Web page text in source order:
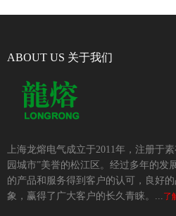
ABOUT US 关于我们
上海龙熔电气成立于2011年，注册于
园城市”美誉的松江区。经过多年的发
的产品和服务得到客户的认可，良好
象，赢得了广大客户的长久青睐。...了